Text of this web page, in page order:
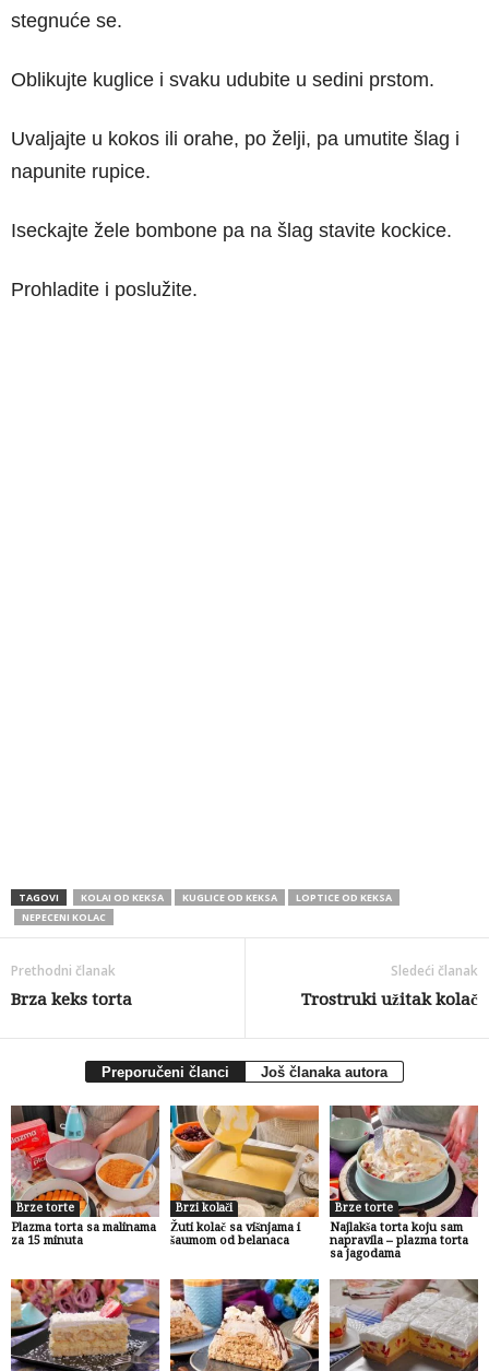
stegnuće se.
Oblikujte kuglice i svaku udubite u sedini prstom.
Uvaljajte u kokos ili orahe, po želji, pa umutite šlag i
napunite rupice.
Iseckajte žele bombone pa na šlag stavite kockice.
Prohladite i poslužite.
TAGOVI KOLAI OD KEKSA KUGLICE OD KEKSA
LOPTICE OD KEKSA
NEPECENI KOLAC
Prethodni članak
Brza keks torta
Sledeći članak
Trostruki užitak kolač
Preporučeni članci Još članaka autora
Brze torte
Plazma torta sa malinama
za 15 minuta
Brzi kolači
Žuti kolač sa višnjama i
šaumom od belanaca
Brze torte
Najlakša torta koju sam
napravila – plazma torta
sa jagodama